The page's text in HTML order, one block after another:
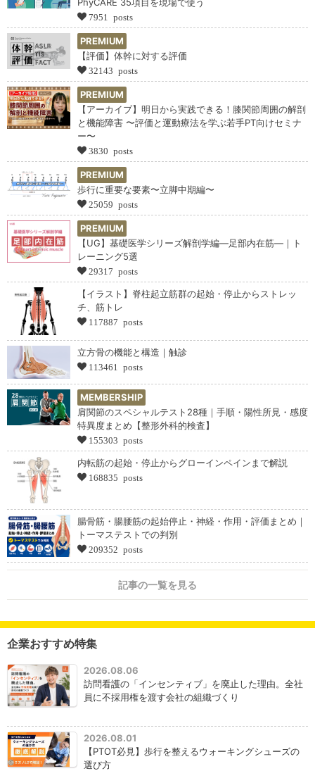
7951 posts
PREMIUM
【評価】体幹に対する評価
32143 posts
PREMIUM
【アーカイブ】明日から実践できる！膝関節周囲の解剖
と機能障害 〜評価と運動療法を学ぶ若手PT向けセミナ
ー〜
3830 posts
PREMIUM
歩行に重要な要素〜立脚中期編〜
25059 posts
PREMIUM
【UG】基礎医学シリーズ解剖学編―足部内在筋―｜ト
レーニング5選
29317 posts
【イラスト】脊柱起立筋群の起始・停止からストレッ
チ、筋トレ
117887 posts
立方骨の機能と構造｜触診
113461 posts
MEMBERSHIP
肩関節のスペシャルテスト28種｜手順・陽性所見・感度
特異度まとめ【整形外科的検査】
155303 posts
内転筋の起始・停止からグローインペインまで解説
168835 posts
腸骨筋・腸腰筋の起始停止・神経・作用・評価まとめ｜
トーマステストでの判別
209352 posts
記事の一覧を見る
企業おすすめ特集
2026.08.06
訪問看護の「インセンティブ」を廃止した理由。全社
員に不採用権を渡す会社の組織づくり
2026.08.01
【PTOT必見】歩行を整えるウォーキングシューズの
選び方